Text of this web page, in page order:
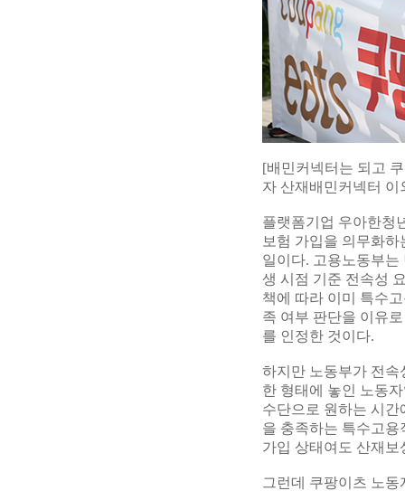
[배민커넥터는 되고
자 산재배민커넥터
플랫폼기업 우아한청
보험 가입을 의무화
일이다. 고용노동부
생 시점 기준 전속성
책에 따라 이미 특수
족 여부 판단을 이유
를 인정한 것이다.
하지만 노동부가 전속
한 형태에 놓인 노동
수단으로 원하는 시
을 충족하는 특수고
가입 상태여도 산재
그런데 쿠팡이츠 노